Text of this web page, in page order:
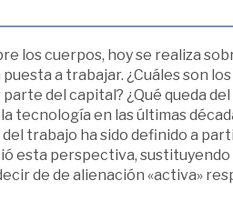
los cuerpos, hoy se realiza
a trabajar. ¿Cuáles son
del capital? ¿Qué queda
en las últimas
trabajo ha sido definido a
esta perspectiva, sustituyendo
de de alienación «activa»